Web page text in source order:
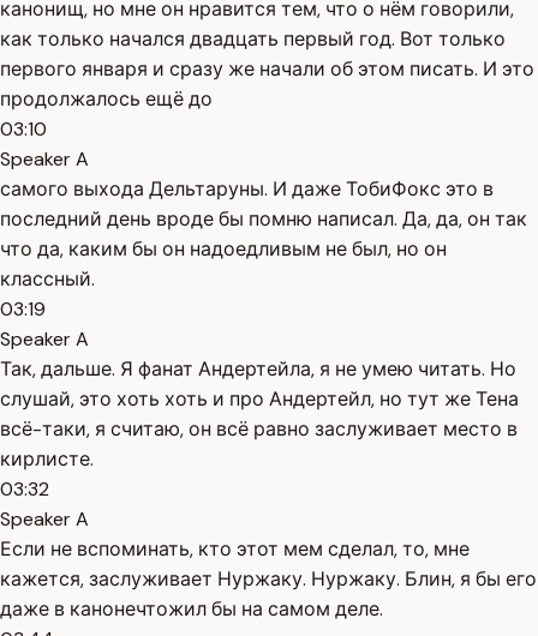
канонищ, но мне он нравится тем, что о нём говорили,
как только начался двадцать первый год. Вот только
первого января и сразу же начали об этом писать. И это
продолжалось ещё до
03:10
Speaker A
самого выхода Дельтаруны. И даже ТобиФокс это в
последний день вроде бы помню написал. Да, да, он так
что да, каким бы он надоедливым не был, но он
классный.
03:19
Speaker A
Так, дальше. Я фанат Андертейла, я не умею читать. Но
слушай, это хоть хоть и про Андертейл, но тут же Тена
всё-таки, я считаю, он всё равно заслуживает место в
кирлисте.
03:32
Speaker A
Если не вспоминать, кто этот мем сделал, то, мне
кажется, заслуживает Нуржаку. Нуржаку. Блин, я бы его
даже в канонечтожил бы на самом деле.